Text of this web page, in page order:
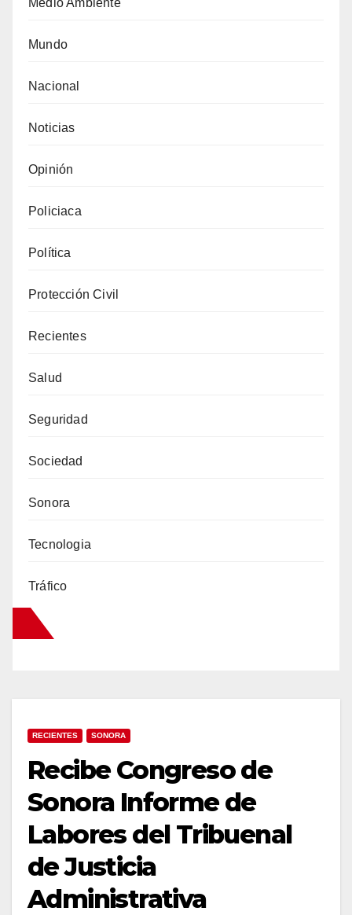
Mundo
Nacional
Noticias
Opinión
Policiaca
Política
Protección Civil
Recientes
Salud
Seguridad
Sociedad
Sonora
Tecnologia
Tráfico
RECIENTES SONORA
Recibe Congreso de
Sonora Informe de
Labores del Tribuenal
de Justicia
Administrativa